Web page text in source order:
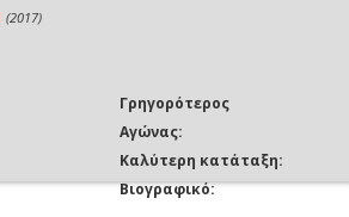
(2017)
Γρηγορότερος
Αγώνας:
Καλύτερη κατάταξη:
Βιογραφικό: